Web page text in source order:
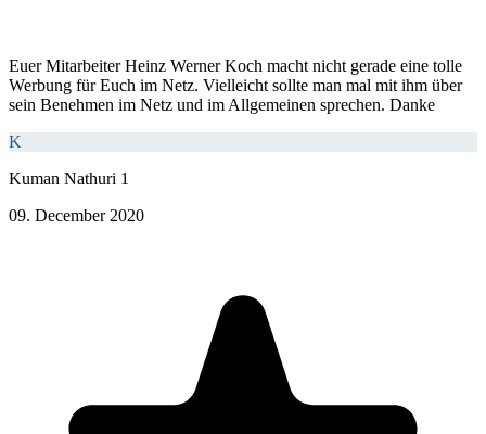
Euer Mitarbeiter Heinz Werner Koch macht nicht gerade eine tolle
Werbung für Euch im Netz. Vielleicht sollte man mal mit ihm über
sein Benehmen im Netz und im Allgemeinen sprechen. Danke
K
Kuman Nathuri 1
09. December 2020